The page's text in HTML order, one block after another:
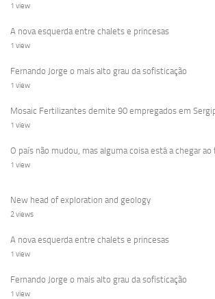
1 view
A nova esquerda entre chalets e princesas
1 view
Fernando Jorge o mais alto grau da sofisticação
1 view
Mosaic Fertilizantes demite 90 empregados em
1 view
O país não mudou, mas alguma coisa está a chegar ao
1 view
New head of exploration and geology
2 views
A nova esquerda entre chalets e princesas
1 view
Fernando Jorge o mais alto grau da sofisticação
1 view